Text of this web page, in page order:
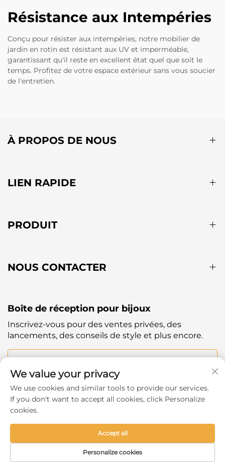
Résistance aux Intempéries
Conçu pour résister aux intempéries, notre mobilier de
jardin en rotin est résistant aux UV et imperméable,
garantissant qu'il reste en excellent état quel que soit le
temps. Profitez de votre espace extérieur sans vous soucier
de l'entretien.
À PROPOS DE NOUS
LIEN RAPIDE
PRODUIT
NOUS CONTACTER
Boîte de réception pour bijoux
Inscrivez-vous pour des ventes privées, des
lancements, des conseils de style et plus encore.
Votre Email
Subscribe
Copyright © 2025 by Hangzhou Ever Shine Outdoor
Products Co.,Ltd. -Politique de confidentialité
We value your privacy
We use cookies and similar tools to provide our services.
If you don't want to accept all cookies, click Personalize
cookies.
Personalize cookies
Accept all